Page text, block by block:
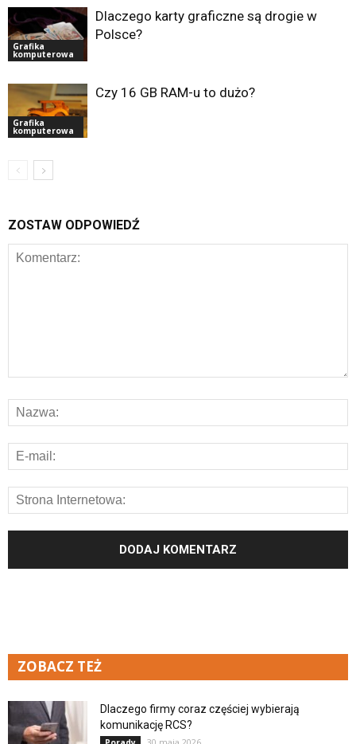
Grafika
komputerowa
Dlaczego karty graficzne są drogie w
Polsce?
Grafika
komputerowa
Czy 16 GB RAM-u to dużo?
ZOSTAW ODPOWIEDŹ
ZOBACZ TEŻ
Dlaczego firmy coraz częściej wybierają
komunikację RCS?